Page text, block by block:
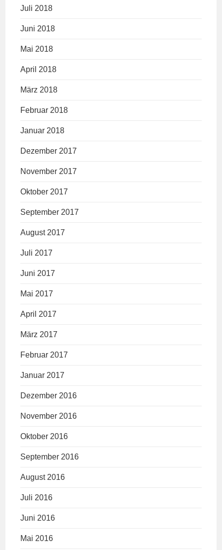
Juli 2018
Juni 2018
Mai 2018
April 2018
März 2018
Februar 2018
Januar 2018
Dezember 2017
November 2017
Oktober 2017
September 2017
August 2017
Juli 2017
Juni 2017
Mai 2017
April 2017
März 2017
Februar 2017
Januar 2017
Dezember 2016
November 2016
Oktober 2016
September 2016
August 2016
Juli 2016
Juni 2016
Mai 2016